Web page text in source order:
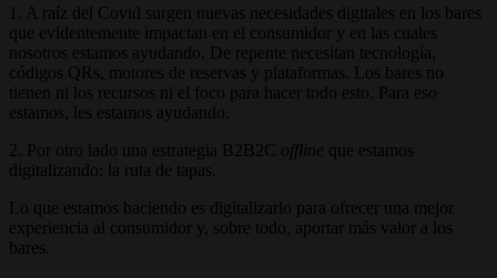
1. A raíz del Covid surgen nuevas necesidades digitales en los bares
que evidentemente impactan en el consumidor y en las cuales
nosotros estamos ayudando. De repente necesitan tecnología,
códigos QRs, motores de reservas y plataformas. Los bares no
tienen ni los recursos ni el foco para hacer todo esto. Para eso
estamos, les estamos ayudando.
2. Por otro lado una estrategia B2B2C offline que estamos
digitalizando: la ruta de tapas.
Lo que estamos haciendo es digitalizarlo para ofrecer una mejor
experiencia al consumidor y, sobre todo, aportar más valor a los
bares.